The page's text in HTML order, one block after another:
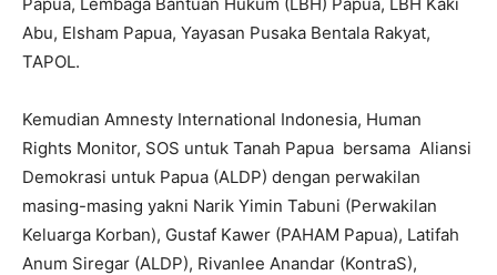
Abu, Elsham Papua, Yayasan Pusaka Bentala Rakyat,
TAPOL.
Kemudian Amnesty International Indonesia, Human
Rights Monitor, SOS untuk Tanah Papua bersama Aliansi
Demokrasi untuk Papua (ALDP) dengan perwakilan
masing-masing yakni Narik Yimin Tabuni (Perwakilan
Keluarga Korban), Gustaf Kawer (PAHAM Papua), Latifah
Anum Siregar (ALDP), Rivanlee Anandar (KontraS),